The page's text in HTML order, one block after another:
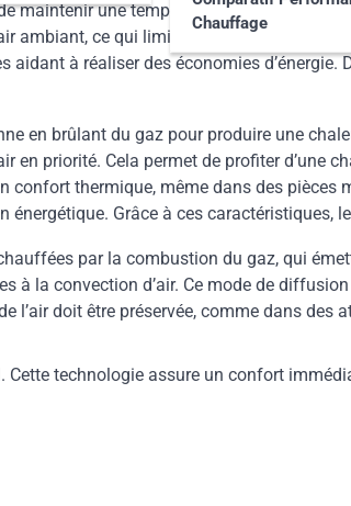
Chauffage
une température homogène,
ambiant, ce qui limite les courants d’air et
à réaliser des économies d’énergie.
en brûlant du gaz pour produire une
priorité. Cela permet de profiter d’une
thermique, même dans des pièces
Grâce à ces caractéristiques, le
par la combustion du gaz, qui
à la convection d’air. Ce mode de
doit être préservée, comme dans des
technologie assure un confort